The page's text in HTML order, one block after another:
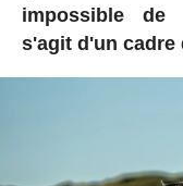
impossible de
s'agit d'un cadre